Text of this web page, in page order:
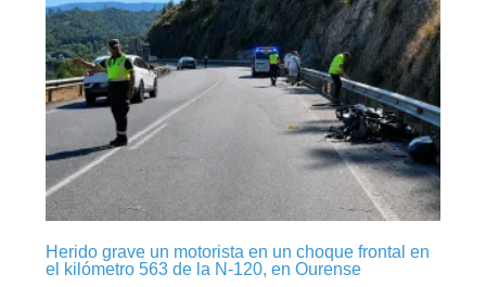
Herido grave un motorista en un choque frontal en
el kilómetro 563 de la N-120, en Ourense